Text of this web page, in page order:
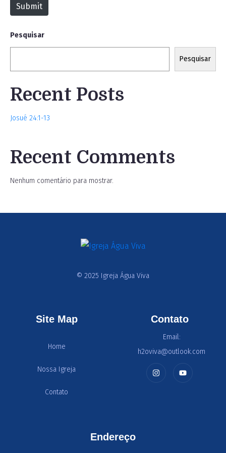
Submit
Pesquisar
Pesquisar
Recent Posts
Josué 24:1-13
Recent Comments
Nenhum comentário para mostrar.
© 2025 Igreja Água Viva
Site Map
Home
Nossa Igreja
Contato
Contato
Email:
h2oviva@outlook.com
Endereço